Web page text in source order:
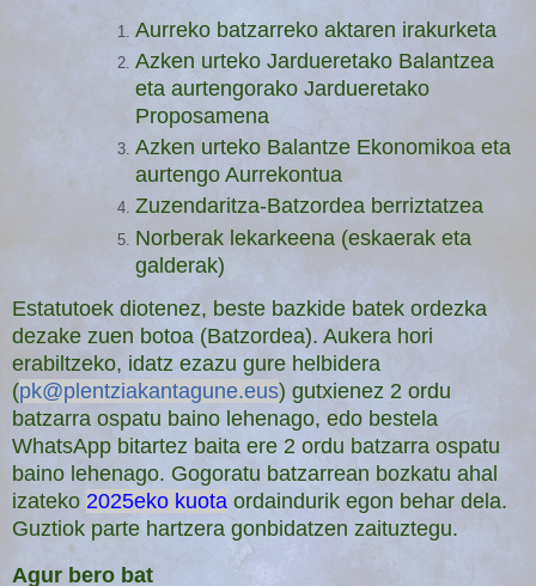
Aurreko batzarreko aktaren irakurketa
Azken urteko Jardueretako Balantzea
eta aurtengorako Jardueretako
Proposamena
Azken urteko Balantze Ekonomikoa eta
aurtengo Aurrekontua
Zuzendaritza-Batzordea berriztatzea
Norberak lekarkeena (eskaerak eta
galderak)
Estatutoek diotenez, beste bazkide batek ordezka
dezake zuen botoa (Batzordea). Aukera hori
erabiltzeko, idatz ezazu gure helbidera
(pk@plentziakantagune.eus) gutxienez 2 ordu
batzarra ospatu baino lehenago, edo bestela
WhatsApp bitartez baita ere 2 ordu batzarra ospatu
baino lehenago. Gogoratu batzarrean bozkatu ahal
izateko 2025eko kuota ordaindurik egon behar dela.
Guztiok parte hartzera gonbidatzen zaituztegu.
Agur bero bat